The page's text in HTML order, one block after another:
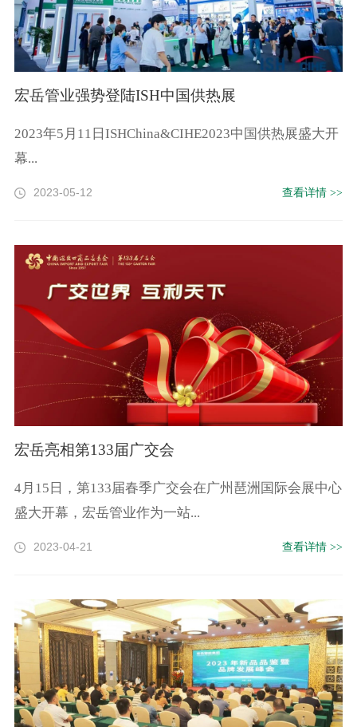
宏岳管业强势登陆ISH中国供热展
2023年5月11日ISHChina&CIHE2023中国供热展盛大开
幕...
2023-05-12 查看详情 >>
宏岳亮相第133届广交会
4月15日，第133届春季广交会在广州琶洲国际会展中心
盛大开幕，宏岳管业作为一站...
2023-04-21 查看详情 >>